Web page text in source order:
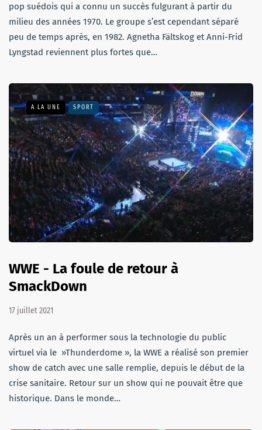
pop suédois qui a connu un succès fulgurant à partir du
milieu des années 1970. Le groupe s’est cependant séparé
peu de temps après, en 1982. Agnetha Fältskog et Anni-Frid
Lyngstad reviennent plus fortes que…
A LA UNE SPORT
WWE - La foule de retour à
SmackDown
17 juillet 2021
Après un an à performer sous la technologie du public
virtuel via le »Thunderdome », la WWE a réalisé son premier
show de catch avec une salle remplie, depuis le début de la
crise sanitaire. Retour sur un show qui ne pouvait être que
historique. Dans le monde…